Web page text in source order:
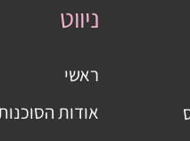
ניווט
ראשי
אודות